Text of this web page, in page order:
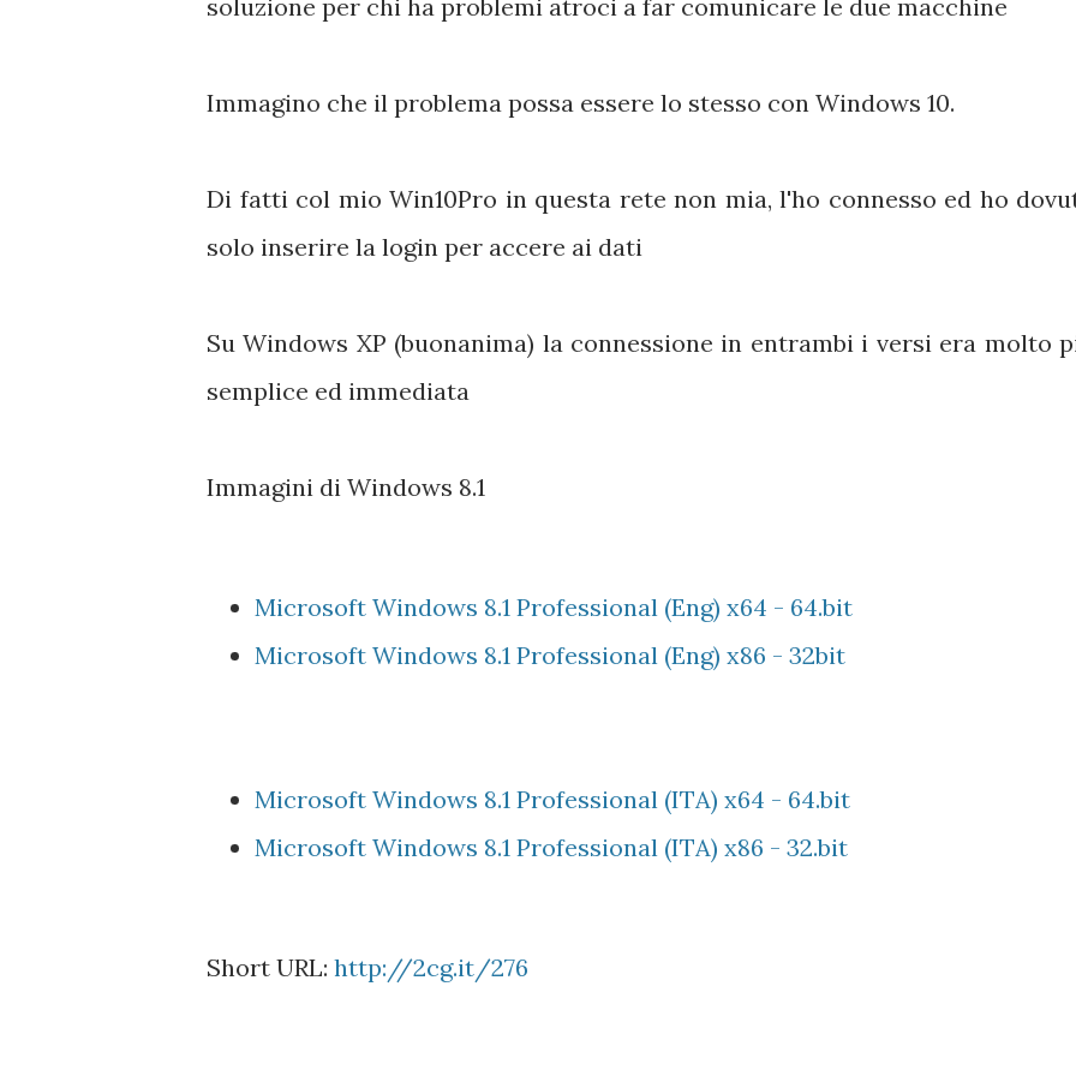
soluzione per chi ha problemi atroci a far comunicare le due macchine
Immagino che il problema possa essere lo stesso con Windows 10.
Di fatti col mio Win10Pro in questa rete non mia, l'ho connesso ed ho
solo inserire la login per accere ai dati
Su Windows XP (buonanima) la connessione in entrambi i versi era molto
semplice ed immediata
Immagini di Windows 8.1
Microsoft Windows 8.1 Professional (Eng) x64 - 64.bit
Microsoft Windows 8.1 Professional (Eng) x86 - 32bit
Microsoft Windows 8.1 Professional (ITA) x64 - 64.bit
Microsoft Windows 8.1 Professional (ITA) x86 - 32.bit
Short URL: http://2cg.it/276